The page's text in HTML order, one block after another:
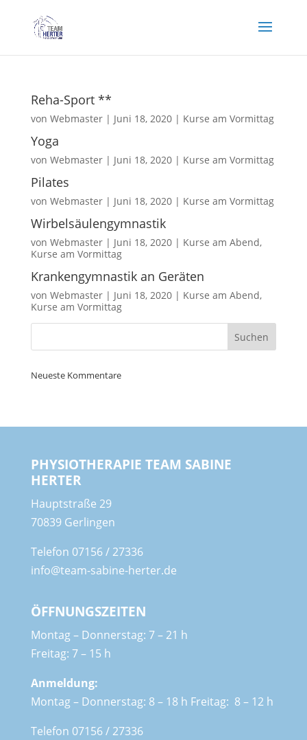
Reha-Sport **
von Webmaster| Juni 18, 2020| Kurse am Vormittag
Yoga
von Webmaster| Juni 18, 2020| Kurse am Vormittag
Pilates
von Webmaster| Juni 18, 2020| Kurse am Vormittag
Wirbelsäulengymnastik
von Webmaster| Juni 18, 2020| Kurse am Abend,
Kurse am Vormittag
Krankengymnastik an Geräten
von Webmaster| Juni 18, 2020| Kurse am Abend,
Kurse am Vormittag
Neueste Kommentare
PHYSIOTHERAPIE TEAM SABINE
HERTER
Hauptstraße 29
70839 Gerlingen
Telefon 07156 / 27336
info@team-sabine-herter.de
ÖFFNUNGSZEITEN
Montag – Donnerstag: 7 – 21 h
Freitag: 7 – 15 h
Anmeldung:
Montag – Donnerstag: 8 – 18 h Freitag: 8 – 12 h
Telefon 07156 / 27336